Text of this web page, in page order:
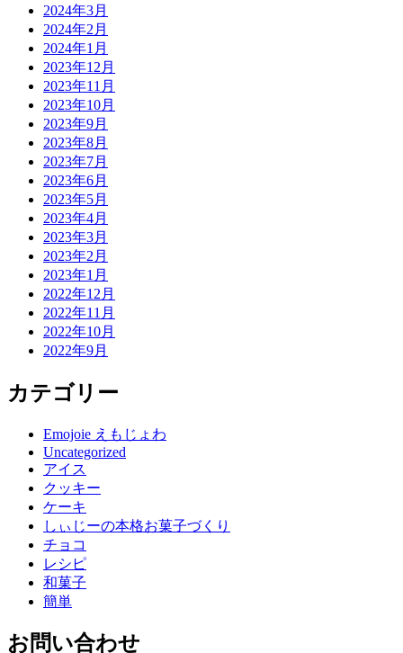
2024年3月
2024年2月
2024年1月
2023年12月
2023年11月
2023年10月
2023年9月
2023年8月
2023年7月
2023年6月
2023年5月
2023年4月
2023年3月
2023年2月
2023年1月
2022年12月
2022年11月
2022年10月
2022年9月
カテゴリー
Emojoie えもじょわ
Uncategorized
アイス
クッキー
ケーキ
しぃじーの本格お菓子づくり
チョコ
レシピ
和菓子
簡単
お問い合わせ